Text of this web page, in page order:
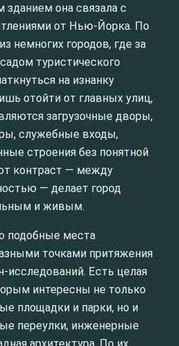
она связала с
от Нью-Йорка. По
немногих городов, где за
туристического
на изнанку
отойти от главных улиц,
загрузочные дворы,
служебные входы,
строения без понятной
контраст — между
— делает город
и живым.
подобные места
точками притяжения
исследований. Есть целая
интересны не только
площадки и парки, но и
переулки, инженерные